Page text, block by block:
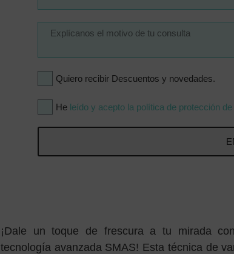
Quiero recibir Descuentos y novedades.
He leído y acepto la política de protección
¡Dale un toque de frescura a tu mirada
tecnología avanzada SMAS! Esta técnica de